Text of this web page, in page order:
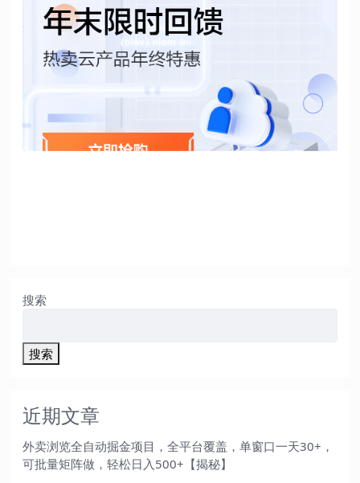
搜索
搜索
近期文章
外卖浏览全自动掘金项目，全平台覆盖，单窗口一天30+，
可批量矩阵做，轻松日入500+【揭秘】